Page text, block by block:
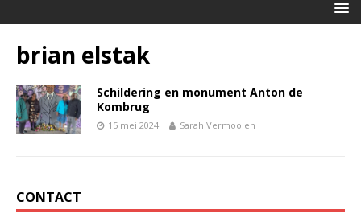
brian elstak
Schildering en monument Anton de
Kombrug
15 mei 2024 Sarah Vermoolen
CONTACT